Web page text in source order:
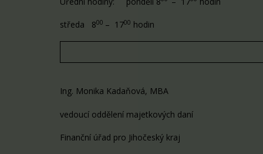
středa 800 – 1700 hodin
Ing. Monika Kadaňová, MBA
vedoucí oddělení majetkových daní
Finanční úřad pro Jihočeský kraj